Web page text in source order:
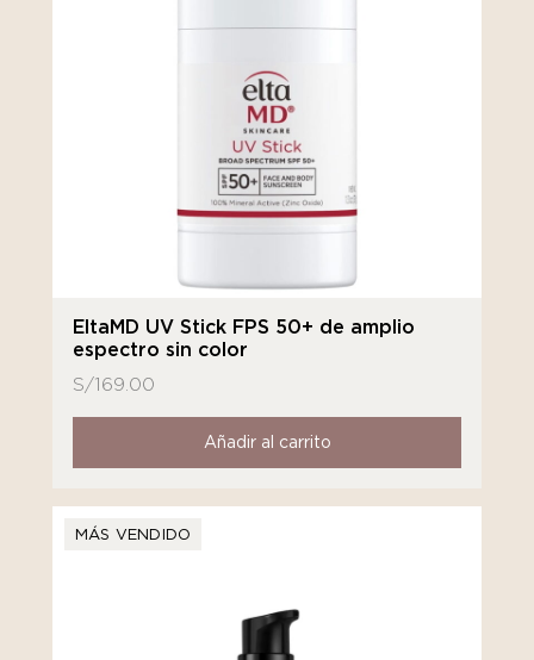
EltaMD UV Stick FPS 50+ de amplio
espectro sin color
S/169.00
Añadir al carrito
MÁS VENDIDO